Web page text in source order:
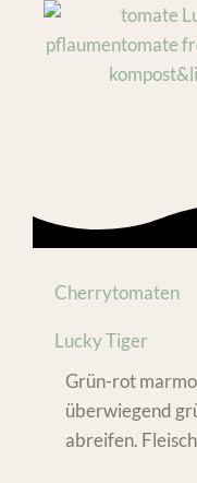
Cherrytomaten
Lucky Tiger
Grün-rot
überwiegend
abreifen.